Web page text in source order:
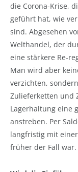
die Corona-Krise,
geführt hat, wie
sind. Abgesehen
Welthandel, der
eine stärkere Re-
Man wird aber
verzichten,
Zulieferketten und
Lagerhaltung eine
anstreben. Per
langfristig mit
früher der Fall war.